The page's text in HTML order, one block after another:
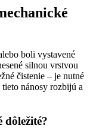
boli vystavené
silnou vrstvou
čistenie – je nutné
tieto nánosy rozbijú a
dôležité?